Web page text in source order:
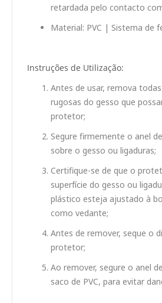
retardada pelo contacto
Material: PVC | Sistema de
Instruções de Utilização:
Antes de usar, remova
rugosas do gesso que
protetor;
Segure firmemente o anel
sobre o gesso ou ligaduras;
Certifique-se de que o
superfície do gesso ou
plástico esteja ajustado à
como vedante;
Antes de remover, seque o
protetor;
Ao remover, segure o anel
saco de PVC, para evitar